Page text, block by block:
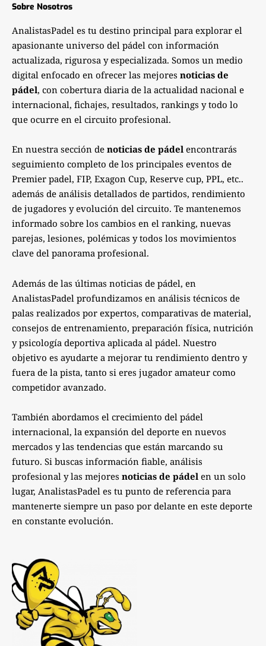
Sobre Nosotros
AnalistasPadel es tu destino principal para explorar el
apasionante universo del pádel con información
actualizada, rigurosa y especializada. Somos un medio
digital enfocado en ofrecer las mejores noticias de
pádel, con cobertura diaria de la actualidad nacional e
internacional, fichajes, resultados, rankings y todo lo
que ocurre en el circuito profesional.
En nuestra sección de noticias de pádel encontrarás
seguimiento completo de los principales eventos de
Premier padel, FIP, Exagon Cup, Reserve cup, PPL, etc..
además de análisis detallados de partidos, rendimiento
de jugadores y evolución del circuito. Te mantenemos
informado sobre los cambios en el ranking, nuevas
parejas, lesiones, polémicas y todos los movimientos
clave del panorama profesional.
Además de las últimas noticias de pádel, en
AnalistasPadel profundizamos en análisis técnicos de
palas realizados por expertos, comparativas de material,
consejos de entrenamiento, preparación física, nutrición
y psicología deportiva aplicada al pádel. Nuestro
objetivo es ayudarte a mejorar tu rendimiento dentro y
fuera de la pista, tanto si eres jugador amateur como
competidor avanzado.
También abordamos el crecimiento del pádel
internacional, la expansión del deporte en nuevos
mercados y las tendencias que están marcando su
futuro. Si buscas información fiable, análisis
profesional y las mejores noticias de pádel en un solo
lugar, AnalistasPadel es tu punto de referencia para
mantenerte siempre un paso por delante en este deporte
en constante evolución.